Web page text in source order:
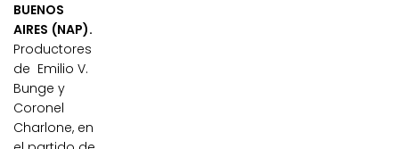
BUENOS
AIRES (NAP).
Productores
de Emilio V.
Bunge y
Coronel
Charlone, en